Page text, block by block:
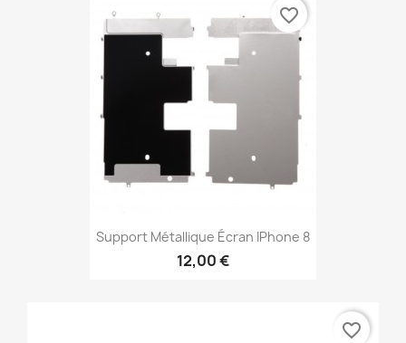
Support Métallique Écran IPhone 8
12,00 €
favorite_border
favorite_border